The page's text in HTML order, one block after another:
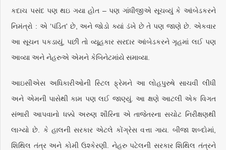
કદાચ પસંદ પણ થઇ ગયા હોત – પણ ગાંધીજીએ સૂચવ્યું કે આંબેડકરને
નિમંત્રો : એ ‘પંડિત' છે, અને જોડો ક્યાં ડંખે છે તે પણ જાણે છે. એકવાર
આ સૂચન પકડાયું, પછી તો વ્યૂહકાર સરદાર આંબેડકરને ગૃહમાં લઈ પણ
આવ્યા અને નેહરુએ એમને કેબિનેટમાંયે સમાવ્યા.
આઇસીએસ અધિકારીઓની સ્ટિલ ફ્રેમને આ લોહપુરુષે સાચવી લીધી
અને એમની પાસેથી કામ પણ લઈ જાણ્યું. આ ક્ષણે આટલી એક વિગત
સંભારી આપવાનો ધક્કો અરુણ શૌરિના એ તાજેતરના સચોટ નિરીક્ષણથી
લાગ્યો છે. કે હાલની સરકાર એટલે કોંગ્રેસ વત્તા ગાય. બીજા શબ્દોમાં,
શિથિલ તંત્ર અને કોમી ઉશ્કેરણી. નેહરુ પટેલની સરકાર શિથિલ તંત્રને